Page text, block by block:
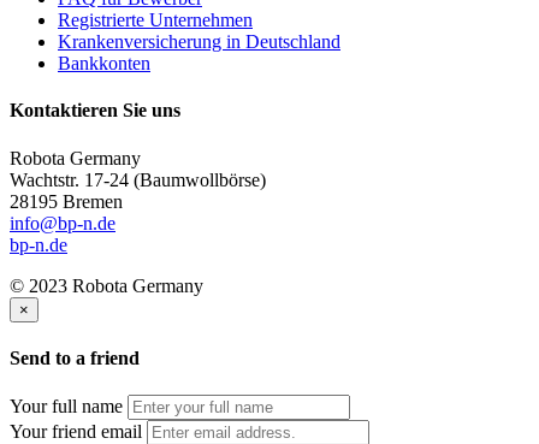
Registrierte Unternehmen
Krankenversicherung in Deutschland
Bankkonten
Kontaktieren Sie uns
Robota Germany
Wachtstr. 17-24 (Baumwollbörse)
28195 Bremen
info@bp-n.de
bp-n.de
© 2023 Robota Germany
×
Send to a friend
Your full name
Your friend email